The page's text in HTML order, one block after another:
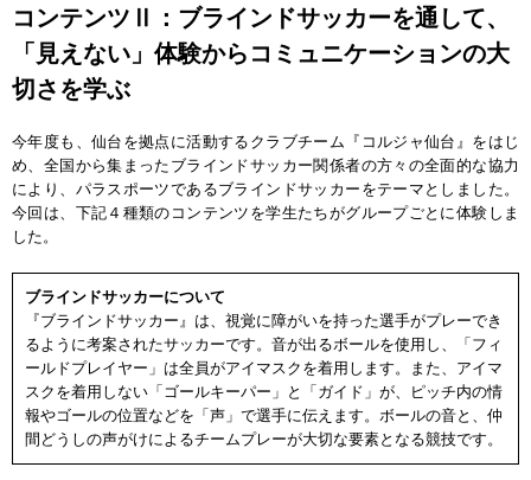
コンテンツⅡ：ブラインドサッカーを通して、
「見えない」体験からコミュニケーションの大
切さを学ぶ
今年度も、仙台を拠点に活動するクラブチーム『コルジャ仙台』をはじ
め、全国から集まったブラインドサッカー関係者の方々の全面的な協力
により、パラスポーツであるブラインドサッカーをテーマとしました。
今回は、下記４種類のコンテンツを学生たちがグループごとに体験しま
した。
ブラインドサッカーについて
『ブラインドサッカー』は、視覚に障がいを持った選手がプレーでき
るように考案されたサッカーです。音が出るボールを使用し、「フィ
ールドプレイヤー」は全員がアイマスクを着用します。また、アイマ
スクを着用しない「ゴールキーパー」と「ガイド」が、ピッチ内の情
報やゴールの位置などを「声」で選手に伝えます。ボールの音と、仲
間どうしの声がけによるチームプレーが大切な要素となる競技です。